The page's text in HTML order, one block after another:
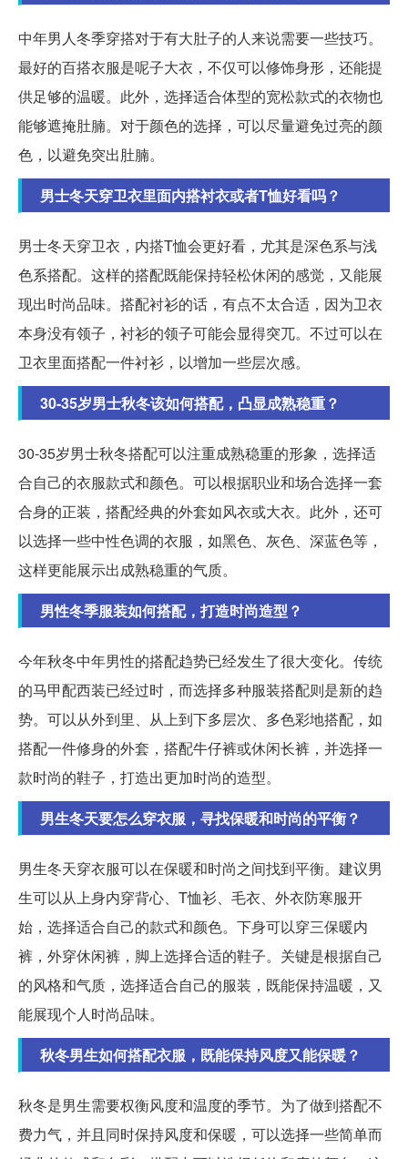
中年男人冬季穿搭对于有大肚子的人来说需要一些技巧。
最好的百搭衣服是呢子大衣，不仅可以修饰身形，还能提
供足够的温暖。此外，选择适合体型的宽松款式的衣物也
能够遮掩肚腩。对于颜色的选择，可以尽量避免过亮的颜
色，以避免突出肚腩。
男士冬天穿卫衣里面内搭衬衣或者T恤好看吗？
男士冬天穿卫衣，内搭T恤会更好看，尤其是深色系与浅
色系搭配。这样的搭配既能保持轻松休闲的感觉，又能展
现出时尚品味。搭配衬衫的话，有点不太合适，因为卫衣
本身没有领子，衬衫的领子可能会显得突兀。不过可以在
卫衣里面搭配一件衬衫，以增加一些层次感。
30-35岁男士秋冬该如何搭配，凸显成熟稳重？
30-35岁男士秋冬搭配可以注重成熟稳重的形象，选择适
合自己的衣服款式和颜色。可以根据职业和场合选择一套
合身的正装，搭配经典的外套如风衣或大衣。此外，还可
以选择一些中性色调的衣服，如黑色、灰色、深蓝色等，
这样更能展示出成熟稳重的气质。
男性冬季服装如何搭配，打造时尚造型？
今年秋冬中年男性的搭配趋势已经发生了很大变化。传统
的马甲配西装已经过时，而选择多种服装搭配则是新的趋
势。可以从外到里、从上到下多层次、多色彩地搭配，如
搭配一件修身的外套，搭配牛仔裤或休闲长裤，并选择一
款时尚的鞋子，打造出更加时尚的造型。
男生冬天要怎么穿衣服，寻找保暖和时尚的平衡？
男生冬天穿衣服可以在保暖和时尚之间找到平衡。建议男
生可以从上身内穿背心、T恤衫、毛衣、外衣防寒服开
始，选择适合自己的款式和颜色。下身可以穿三保暖内
裤，外穿休闲裤，脚上选择合适的鞋子。关键是根据自己
的风格和气质，选择适合自己的服装，既能保持温暖，又
能展现个人时尚品味。
秋冬男生如何搭配衣服，既能保持风度又能保暖？
秋冬是男生需要权衡风度和温度的季节。为了做到搭配不
费力气，并且同时保持风度和保暖，可以选择一些简单而